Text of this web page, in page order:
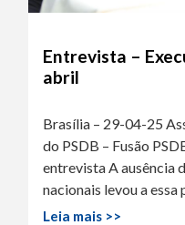
Entrevista –
abril
Brasília – 29-04-25
do PSDB – Fusão
entrevista A ausência
nacionais levou a
Leia mais >>